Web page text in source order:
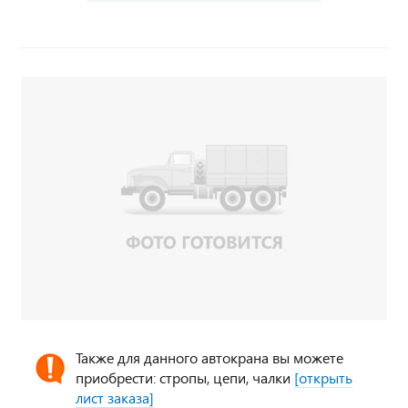
Также для данного автокрана вы можете
приобрести: стропы, цепи, чалки [открыть
лист заказа]